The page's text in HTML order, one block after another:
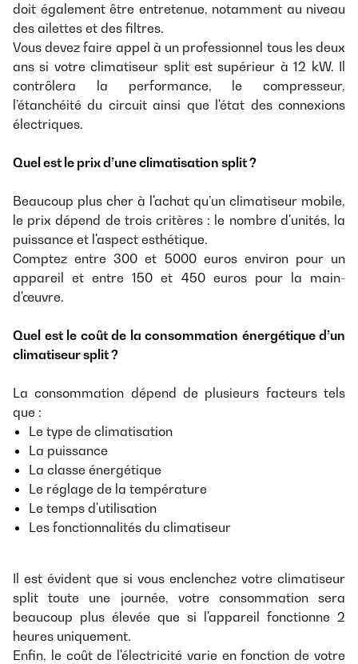
doit également être entretenue, notamment au niveau
des ailettes et des filtres.
Vous devez faire appel à un professionnel tous les deux
ans si votre climatiseur split est supérieur à 12 kW. Il
contrôlera la performance, le compresseur,
l’étanchéité du circuit ainsi que l'état des connexions
électriques.
Quel est le prix d’une climatisation split ?
Beaucoup plus cher à l'achat qu’un climatiseur mobile,
le prix dépend de trois critères : le nombre d'unités, la
puissance et l'aspect esthétique.
Comptez entre 300 et 5000 euros environ pour un
appareil et entre 150 et 450 euros pour la main-
d'œuvre.
Quel est le coût de la consommation énergétique d’un
climatiseur split ?
La consommation dépend de plusieurs facteurs tels
que :
Le type de climatisation
La puissance
La classe énergétique
Le réglage de la température
Le temps d'utilisation
Les fonctionnalités du climatiseur
Il est évident que si vous enclenchez votre climatiseur
split toute une journée, votre consommation sera
beaucoup plus élevée que si l'appareil fonctionne 2
heures uniquement.
Enfin, le coût de l'électricité varie en fonction de votre